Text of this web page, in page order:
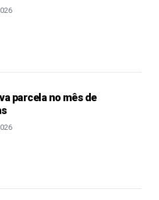
parcela no mês de